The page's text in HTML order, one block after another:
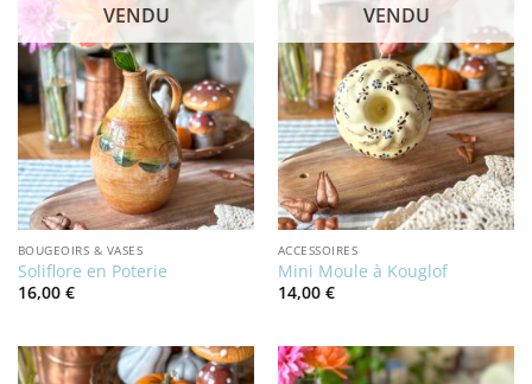
VENDU
BOUGEOIRS & VASES
Soliflore en Poterie
16,00 €
VENDU
ACCESSOIRES
Mini Moule à Kouglof
14,00 €